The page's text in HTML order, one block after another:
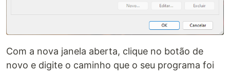
Com a nova janela aberta, clique no botão de
novo e digite o caminho que o seu programa foi